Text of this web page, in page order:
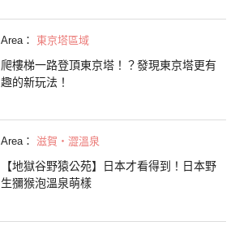
Area： 東京塔區域
爬樓梯一路登頂東京塔！？發現東京塔更有
趣的新玩法！
Area： 滋賀・澀溫泉
【地獄谷野猿公苑】日本才看得到！日本野
生獼猴泡溫泉萌樣